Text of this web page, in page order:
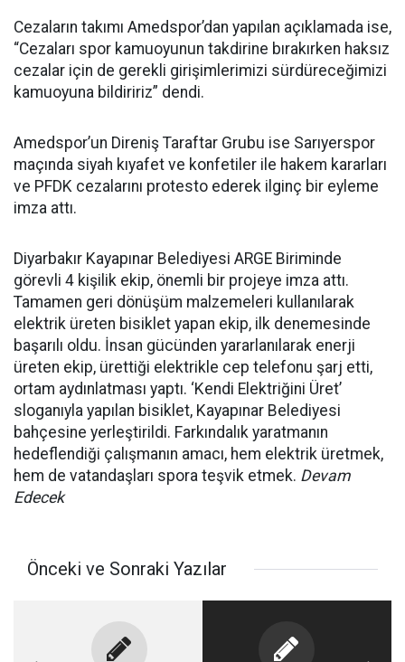
Cezaların takımı Amedspor’dan yapılan açıklamada ise,
“Cezaları spor kamuoyunun takdirine bırakırken haksız
cezalar için de gerekli girişimlerimizi sürdüreceğimizi
kamuoyuna bildiririz” dendi.
Amedspor’un Direniş Taraftar Grubu ise Sarıyerspor
maçında siyah kıyafet ve konfetiler ile hakem kararları
ve PFDK cezalarını protesto ederek ilginç bir eyleme
imza attı.
Diyarbakır Kayapınar Belediyesi ARGE Biriminde
görevli 4 kişilik ekip, önemli bir projeye imza attı.
Tamamen geri dönüşüm malzemeleri kullanılarak
elektrik üreten bisiklet yapan ekip, ilk denemesinde
başarılı oldu. İnsan gücünden yararlanılarak enerji
üreten ekip, ürettiği elektrikle cep telefonu şarj etti,
ortam aydınlatması yaptı. ‘Kendi Elektriğini Üret’
sloganıyla yapılan bisiklet, Kayapınar Belediyesi
bahçesine yerleştirildi. Farkındalık yaratmanın
hedeflendiği çalışmanın amacı, hem elektrik üretmek,
hem de vatandaşları spora teşvik etmek. Devam
Edecek
Önceki ve Sonraki Yazılar